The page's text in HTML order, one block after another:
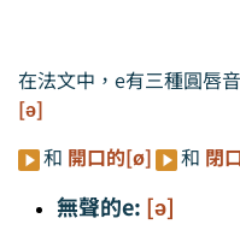
在法文中，e有三種圓唇
[ə]
和 開口的[ø] 和 閉
無聲的e: [ə]